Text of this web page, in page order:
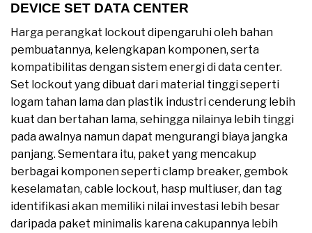
DEVICE SET DATA CENTER
Harga perangkat lockout dipengaruhi oleh bahan
pembuatannya, kelengkapan komponen, serta
kompatibilitas dengan sistem energi di data center.
Set lockout yang dibuat dari material tinggi seperti
logam tahan lama dan plastik industri cenderung lebih
kuat dan bertahan lama, sehingga nilainya lebih tinggi
pada awalnya namun dapat mengurangi biaya jangka
panjang. Sementara itu, paket yang mencakup
berbagai komponen seperti clamp breaker, gembok
keselamatan, cable lockout, hasp multiuser, dan tag
identifikasi akan memiliki nilai investasi lebih besar
daripada paket minimalis karena cakupannya lebih